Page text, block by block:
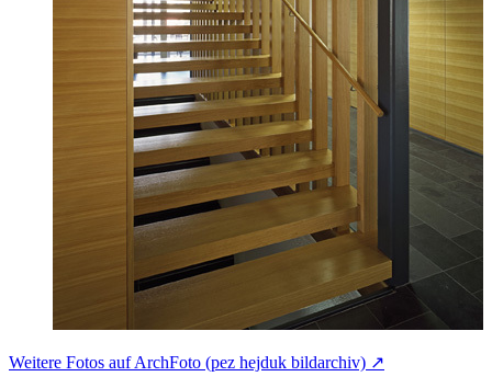
Weitere Fotos auf ArchFoto (pez hejduk bildarchiv) ↗